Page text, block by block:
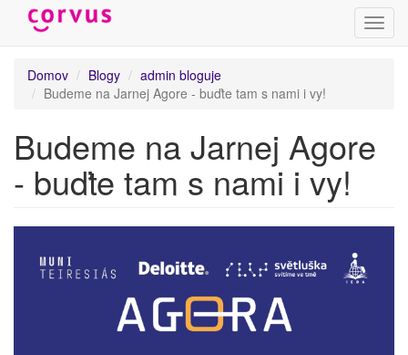
Skočiť
hlavný
Domov
Blogy
admin bloguje
Budeme na Jarnej Agore - buďte tam s nami i vy!
Budeme na Jarnej Agore
- buďte tam s nami i vy!